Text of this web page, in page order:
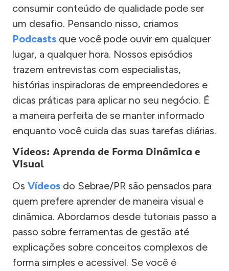
consumir conteúdo de qualidade pode ser
um desafio. Pensando nisso, criamos
Podcasts que você pode ouvir em qualquer
lugar, a qualquer hora. Nossos episódios
trazem entrevistas com especialistas,
histórias inspiradoras de empreendedores e
dicas práticas para aplicar no seu negócio. É
a maneira perfeita de se manter informado
enquanto você cuida das suas tarefas diárias.
Vídeos: Aprenda de Forma Dinâmica e
Visual
Os Vídeos do Sebrae/PR são pensados para
quem prefere aprender de maneira visual e
dinâmica. Abordamos desde tutoriais passo a
passo sobre ferramentas de gestão até
explicações sobre conceitos complexos de
forma simples e acessível. Se você é